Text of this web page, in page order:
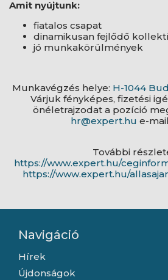
Amit nyújtunk:
fiatalos csapat
dinamikusan fejlődő
jó munkakörülmények
Munkavégzés helye: H-1044
Várjuk fényképes, fizetési
önéletrajzodat a pozíció
hr@expert.hu e-
További
https://www.expert.hu/
https://www.expert.hu/
Navigáció
Hírek
Újdonságok